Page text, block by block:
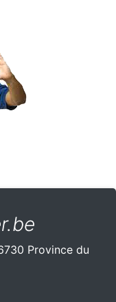
Province du